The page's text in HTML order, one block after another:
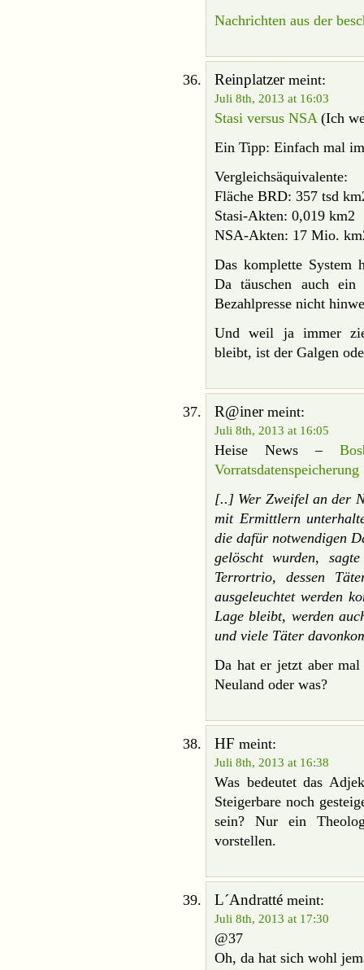
Nachrichten aus der
Reinplatzermeint:
Juli 8th, 2013 at 16:03
Stasi versus NSA(Ich
Ein Tipp: Einfach mal
Vergleichsäquivalente:
Fläche BRD: 357 tsd
Stasi-Akten: 0,019 km2
NSA-Akten: 17 Mio.
Das komplette System
Da täuschen auch ein
Bezahlpresse nicht
Und weil ja immer
bleibt, ist der Galgen
R@inermeint:
Juli 8th, 2013 at 16:05
Heise News –
Vorratsdatenspeicherung
[..] Wer Zweifel an der
mit Ermittlern
die dafür notwendigen
gelöscht wurden,
Terrortrio, dessen
ausgeleuchtet werden
Lage bleibt, werden
und viele Täter
Da hat er jetzt aber
Neuland oder was?
HF meint:
Juli 8th, 2013 at 16:38
Was bedeutet das
Steigerbare noch
sein? Nur ein
vorstellen.
L´Andratté meint:
Juli 8th, 2013 at 17:30
@37
Oh, da hat sich wohl